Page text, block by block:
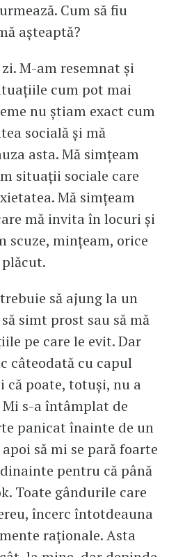
Cum să fiu
așteaptă?
M-am resemnat și
cum pot mai
nu știam exact cum
socială și mă
asta. Mă simțeam
situații sociale care
Mă simțeam
mă invita în locuri și
scuze, mințeam, orice
plăcut.
să ajung la un
simt prost sau să mă
pe care le evit. Dar
câteodată cu capul
că poate, totuși, nu a
s-a întâmplat de
panicat înainte de un
să mi se pară foarte
pentru că până
Toate gândurile care
încerc întotdeauna
raționale. Asta